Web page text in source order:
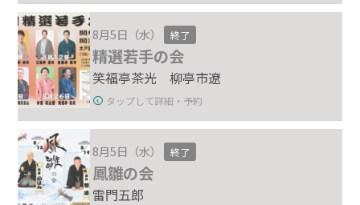
8月5日（水） 終了
精選若手の会
笑福亭茶光 柳亭市遼
タップして詳細・予約
8月5日（水） 終了
鳳雛の会
雷門五郎